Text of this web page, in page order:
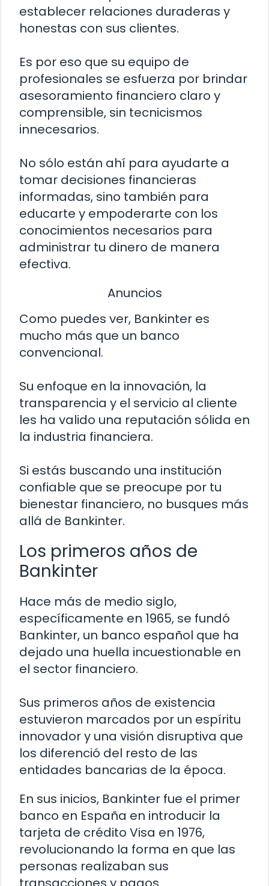
establecer relaciones duraderas y
honestas con sus clientes.
Es por eso que su equipo de
profesionales se esfuerza por brindar
asesoramiento financiero claro y
comprensible, sin tecnicismos
innecesarios.
No sólo están ahí para ayudarte a
tomar decisiones financieras
informadas, sino también para
educarte y empoderarte con los
conocimientos necesarios para
administrar tu dinero de manera
efectiva.
Anuncios
Como puedes ver, Bankinter es
mucho más que un banco
convencional.
Su enfoque en la innovación, la
transparencia y el servicio al cliente
les ha valido una reputación sólida en
la industria financiera.
Si estás buscando una institución
confiable que se preocupe por tu
bienestar financiero, no busques más
allá de Bankinter.
Los primeros años de
Bankinter
Hace más de medio siglo,
específicamente en 1965, se fundó
Bankinter, un banco español que ha
dejado una huella incuestionable en
el sector financiero.
Sus primeros años de existencia
estuvieron marcados por un espíritu
innovador y una visión disruptiva que
los diferenció del resto de las
entidades bancarias de la época.
En sus inicios, Bankinter fue el primer
banco en España en introducir la
tarjeta de crédito Visa en 1976,
revolucionando la forma en que las
personas realizaban sus